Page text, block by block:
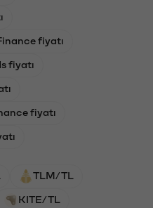
fiyatı
fiyatı
fiyatı
TLM/TL
KITE/TL